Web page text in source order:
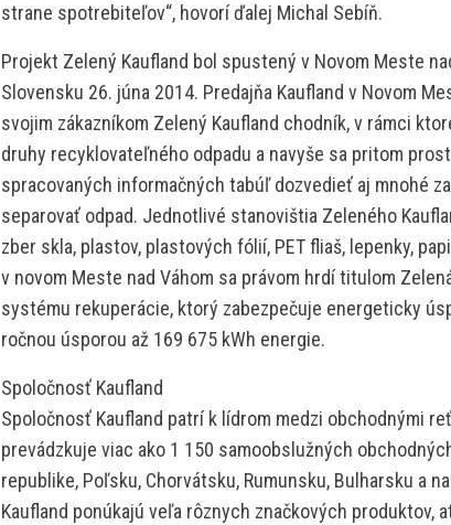
strane spotrebiteľov“, hovorí ďalej Michal Sebíň.
Projekt Zelený Kaufland bol spustený v Novom Meste
Slovensku 26. júna 2014. Predajňa Kaufland v Novom
svojim zákazníkom Zelený Kaufland chodník, v rámci
druhy recyklovateľného odpadu a navyše sa pritom
spracovaných informačných tabúľ dozvedieť aj mnohé
separovať odpad. Jednotlivé stanovištia Zeleného
zber skla, plastov, plastových fólií, PET fliaš, lepenky,
v novom Meste nad Váhom sa právom hrdí titulom
systému rekuperácie, ktorý zabezpečuje energeticky
ročnou úsporou až 169 675 kWh energie.
Spoločnosť Kaufland
Spoločnosť Kaufland patrí k lídrom medzi obchodnými
prevádzkuje viac ako 1 150 samoobslužných
republike, Poľsku, Chorvátsku, Rumunsku, Bulharsku a
Kaufland ponúkajú veľa rôznych značkových produktov,